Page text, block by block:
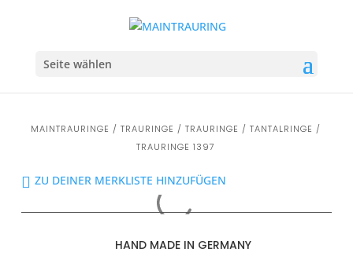
Seite wählen
MAINTRAURINGE / TRAURINGE / TRAURINGE / TANTALRINGE /
TRAURINGE 1397
ZU DEINER MERKLISTE HINZUFÜGEN
HAND MADE IN GERMANY